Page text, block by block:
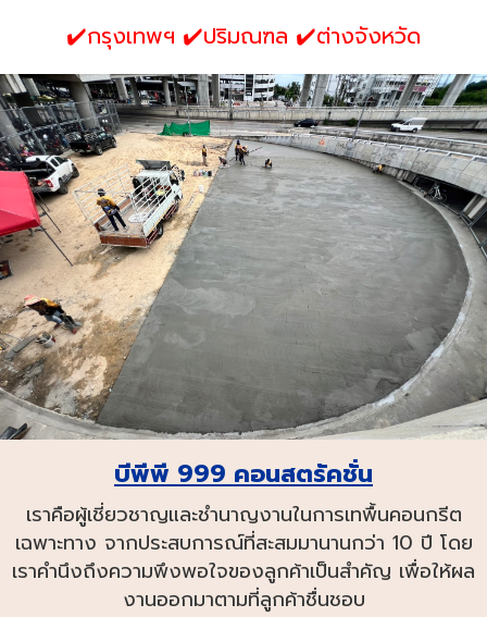
✔️กรุงเทพฯ ✔️ปริมณฑล ✔️ต่างจังหวัด
บีพีพี 999 คอนสตรัคชั่น
เราคือผู้เชี่ยวชาญและชำนาญงานในการเทพื้นคอนกรีต
เฉพาะทาง จากประสบการณ์ที่สะสมมานานกว่า 10 ปี โดย
เราคำนึงถึงความพึงพอใจของลูกค้าเป็นสำคัญ เพื่อให้ผล
งานออกมาตามที่ลูกค้าชื่นชอบ